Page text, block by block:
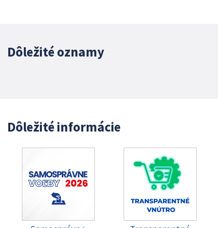
Dôležité oznamy
Dôležité informácie